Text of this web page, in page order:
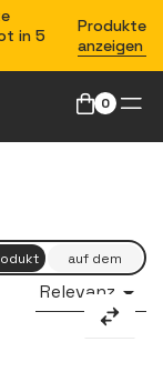
in 5
Produkte
anzeigen
0
Relevanz 